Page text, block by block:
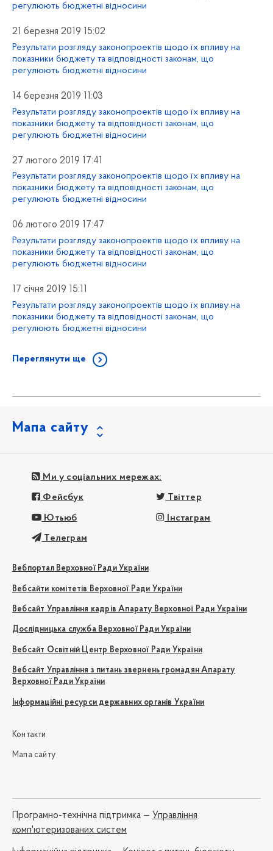
регулюють бюджетні відносини
21 березня 2019 15:02
Результати розгляду законопроектів щодо їх впливу на
показники бюджету та відповідності законам, що
регулюють бюджетні відносини
14 березня 2019 11:03
Результати розгляду законопроектів щодо їх впливу на
показники бюджету та відповідності законам, що
регулюють бюджетні відносини
27 лютого 2019 17:41
Результати розгляду законопроектів щодо їх впливу на
показники бюджету та відповідності законам, що
регулюють бюджетні відносини
06 лютого 2019 17:47
Результати розгляду законопроектів щодо їх впливу на
показники бюджету та відповідності законам, що
регулюють бюджетні відносини
17 січня 2019 15:11
Результати розгляду законопроектів щодо їх впливу на
показники бюджету та відповідності законам, що
регулюють бюджетні відносини
Переглянути ще
Мапа сайту
Ми у соціальних мережах:
Фейсбук Твіттер
Ютьюб Інстаграм
Телеграм
Вебпортал Верховної Ради України
Вебсайти комітетів Верховної Ради України
Вебсайт Управління кадрів Апарату Верховної Ради України
Дослідницька служба Верховної Ради України
Вебсайт Освітній Центр Верховної Ради України
Вебсайт Управління з питань звернень громадян Апарату
Верховної Ради України
Інформаційні ресурси державних органів України
Контакти
Мапа сайту
Програмно-технічна підтримка — Управління
комп'ютеризованих систем